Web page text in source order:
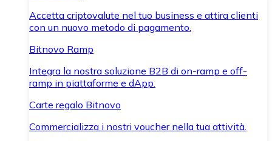
Accetta criptovalute nel tuo business e attira clienti
con un nuovo metodo di pagamento.
Bitnovo Ramp
Integra la nostra soluzione B2B di on-ramp e off-
ramp in piattaforme e dApp.
Carte regalo Bitnovo
Commercializza i nostri voucher nella tua attività.